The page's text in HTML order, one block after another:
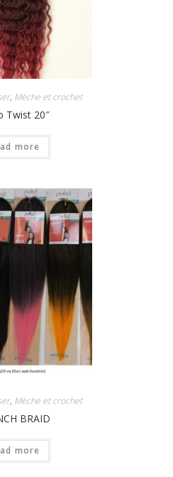
, Mèche et crochet
Twist 20″
more
, Mèche et crochet
BRAID
more